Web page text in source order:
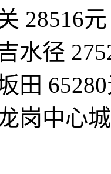
28516元
水径
田
岗中心